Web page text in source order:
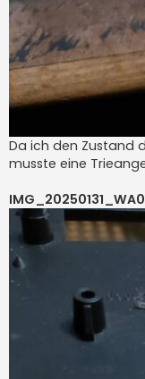
Da ich den Zustand
musste eine